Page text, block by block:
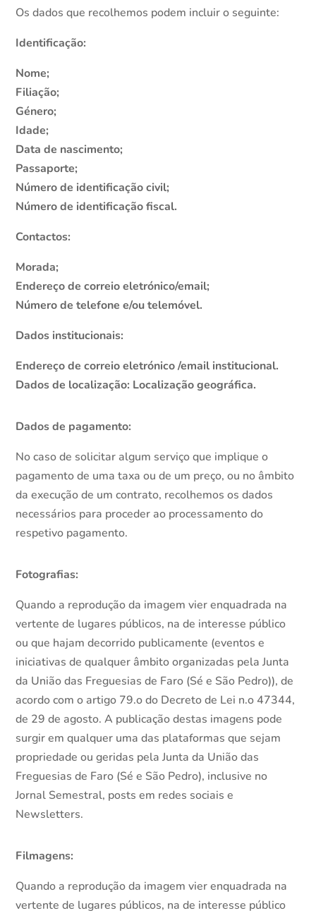
Os dados que recolhemos podem incluir o seguinte:
Identificação:
Nome;
Filiação;
Género;
Idade;
Data de nascimento;
Passaporte;
Número de identificação civil;
Número de identificação fiscal.
Contactos:
Morada;
Endereço de correio eletrónico/email;
Número de telefone e/ou telemóvel.
Dados institucionais:
Endereço de correio eletrónico /email institucional.
Dados de localização: Localização geográfica.
Dados de pagamento:
No caso de solicitar algum serviço que implique o
pagamento de uma taxa ou de um preço, ou no âmbito
da execução de um contrato, recolhemos os dados
necessários para proceder ao processamento do
respetivo pagamento.
Fotografias:
Quando a reprodução da imagem vier enquadrada na
vertente de lugares públicos, na de interesse público
ou que hajam decorrido publicamente (eventos e
iniciativas de qualquer âmbito organizadas pela Junta
da União das Freguesias de Faro (Sé e São Pedro)), de
acordo com o artigo 79.o do Decreto de Lei n.o 47344,
de 29 de agosto. A publicação destas imagens pode
surgir em qualquer uma das plataformas que sejam
propriedade ou geridas pela Junta da União das
Freguesias de Faro (Sé e São Pedro), inclusive no
Jornal Semestral, posts em redes sociais e
Newsletters.
Filmagens:
Quando a reprodução da imagem vier enquadrada na
vertente de lugares públicos, na de interesse público